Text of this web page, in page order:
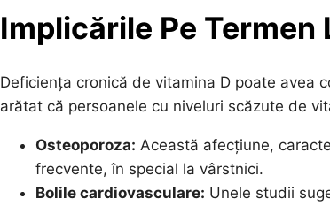
Implicările Pe
Deficiența cronică de vitamina D poate avea
arătat că persoanele cu niveluri scăzute de
Osteoporoza: Această afecțiune,
frecvente, în special la vârstnici.
Bolile cardiovasculare: Unele studii